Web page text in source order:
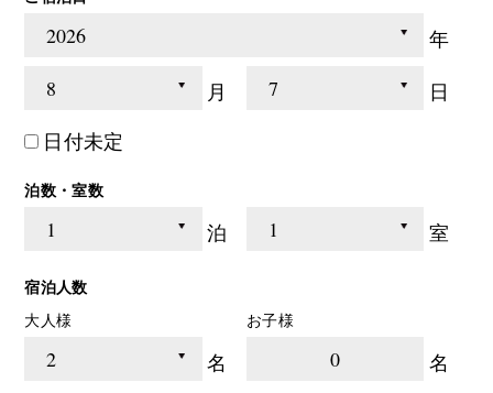
年
月
日
日付未定
泊数・室数
泊 室
宿泊人数
大人様
名
お子様
0 名